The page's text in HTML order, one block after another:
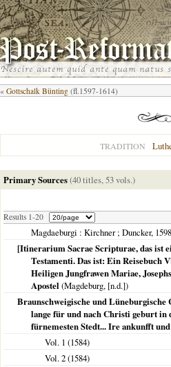
« Gottschalk Bünting (fl.1597-1614)
TRADITION
Primary Sources(40 titles, 53 vols.)
Results 1-20
Magdaeburgi : Kirchner ; Duncker, 1598
[Itinerarium Sacrae Scripturae, das ist
Testamenti. Das ist: Ein Reisebuch
Heiligen Jungfrawen Mariae,
Apostel (Magdeburg, [n.d.])
Braunschweigische und
lange für und nach Christi geburt in
fürnemesten Stedt... Ire ankunfft
Vol. 1 (1584)
Vol. 2 (1584)